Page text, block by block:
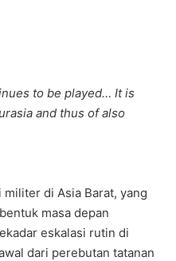
to be played… It is
and thus of also
di Asia Barat, yang
masa depan
eskalasi rutin di
dari perebutan tatanan